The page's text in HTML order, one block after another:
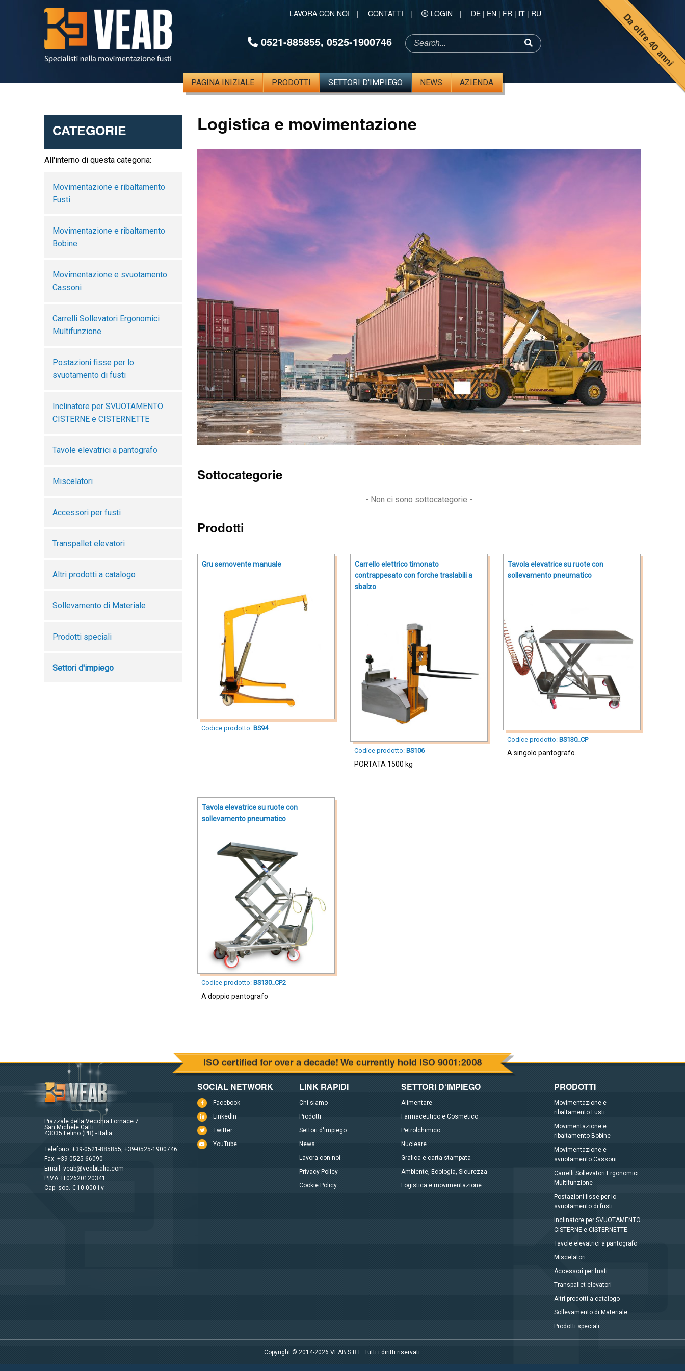
Da oltre 40 anni
LAVORA CON NOI | CONTATTI | LOGIN | DE| EN | FR| IT| RU
0521-885855,0525-1900746
PAGINA INIZIALE PRODOTTI SETTORI D'IMPIEGO NEWS AZIENDA
CATEGORIE
All'interno di questa categoria:
Movimentazione e ribaltamento
Fusti
Movimentazione e ribaltamento
Bobine
Movimentazione e svuotamento
Cassoni
Carrelli Sollevatori Ergonomici
Multifunzione
Postazioni fisse per lo
svuotamento di fusti
Inclinatore per SVUOTAMENTO
CISTERNE e CISTERNETTE
Tavole elevatrici a pantografo
Miscelatori
Accessori per fusti
Transpallet elevatori
Altri prodotti a catalogo
Sollevamento di Materiale
Prodotti speciali
Settori d'impiego
Logistica e movimentazione
Sottocategorie
- Non ci sono sottocategorie -
Prodotti
Gru semovente manuale
Codice prodotto: BS94
Carrello elettrico timonato
contrappesato con forche traslabili a
sbalzo
Codice prodotto: BS106
PORTATA 1500 kg
Tavola elevatrice su ruote con
sollevamento pneumatico
Codice prodotto: BS130_CP
A singolo pantografo.
Tavola elevatrice su ruote con
sollevamento pneumatico
Codice prodotto: BS130_CP2
A doppio pantografo
Piazzale della Vecchia Fornace 7
San Michele Gatti
43035 Felino (PR) - Italia
Telefono: +39-0521-885855 +39-0525-1900746
Fax: +39-0525-66090
Email: veab@veabitalia.com
P.IVA: IT02620120341
Cap. soc. € 10.000 i.v.
SOCIAL NETWORK
Facebook
LinkedIn
Twitter
YouTube
LINK RAPIDI
Chi siamo
Prodotti
Settori d'impiego
News
Lavora con noi
Privacy Policy
Cookie Policy
SETTORI D'IMPIEGO
Alimentare
Farmaceutico e Cosmetico
Petrolchimico
Nucleare
Grafica e carta stampata
Ambiente, Ecologia, Sicurezza
Logistica e movimentazione
PRODOTTI
Movimentazione e
ribaltamento Fusti
Movimentazione e
ribaltamento Bobine
Movimentazione e
svuotamento Cassoni
Carrelli Sollevatori Ergonomici
Multifunzione
Postazioni fisse per lo
svuotamento di fusti
Inclinatore per SVUOTAMENTO
CISTERNE e CISTERNETTE
Tavole elevatrici a pantografo
Miscelatori
Accessori per fusti
Transpallet elevatori
Altri prodotti a catalogo
Sollevamento di Materiale
Prodotti speciali
Copyright © 2014-2026 VEAB S.R.L. Tutti i diritti riservati.